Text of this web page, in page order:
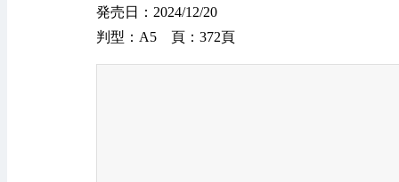
発売日：2024/12/20
判型：A5 頁：372頁